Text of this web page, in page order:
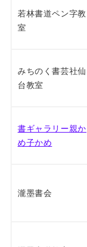
若林書道ペン字教
室
みちのく書芸社仙
台教室
書ギャラリー親か
め子かめ
瀧墨書会